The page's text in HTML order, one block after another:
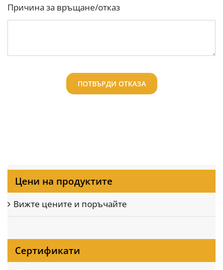
Причина за връщане/отказ
ПОТВЪРДИ ОТКАЗА
Цени на продуктите
Вижте цените и поръчайте
Сертификати